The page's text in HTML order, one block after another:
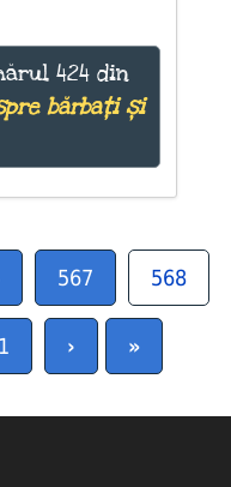
424 din
bărbați și
567 568
› »